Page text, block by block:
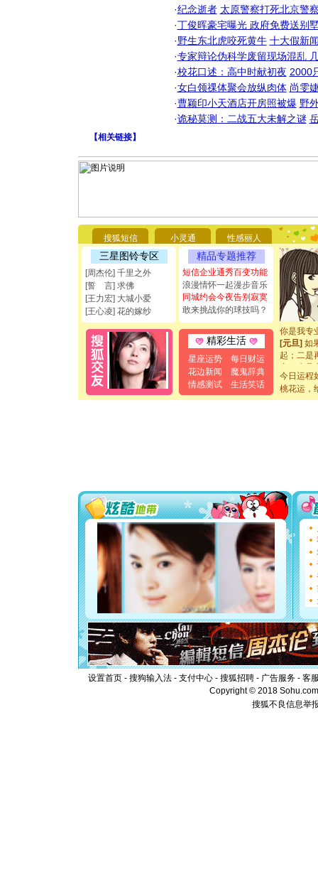
·纪念逝者 太原警察打死北京警
·丁俊晖豪宅曝光 政府免费送别
·野生东北虎咬死黄牛 十大假新
·专家辩论伪科学废留现场混乱
·校花口述：高中时献初夜 2000
·女白领祼体聚会放纵肉体 尚雯
·曹颖印小天酒店开房照被爆 野
·诡秘莫测：二战五大未解之谜
【相关链接】
搜狐短信 小灵通 性感丽人
三星图铃专区
[周杰伦] 千里之外
[誓 言] 求佛
[王力宏] 大城小爱
[王心凌] 花的嫁纱
精品专题推荐
短信企业通秀百变功能
浪漫情怀一起漫步音乐
同城约会今夜告别寂寞
敢来挑战你的球技吗？
精彩生活
星座运势
每日财运
花边新闻
魔鬼辞典
情感测试
生活笑话
你太多，
要平安！
[圣诞节]
能正大光
都要快乐
[圣诞节]
如意,快
[元旦]看
断电。爱
你是我专
[元旦] 如
起；二是
离。水
[元旦]当
泣，这痛
卖了。水
你太多，
要平安
[圣诞节]
能正大
都要快乐
[圣诞节]
如意,快
[元旦]
看
断电。
你是我
[元旦]如
起；二是
离。水晶
[元旦]当
泣，这痛
卖了。水
[春节] 风
颜！冬去
今日运程
桃花运，
设置首页 - 搜狗输入法 - 支付中心 - 搜狐招聘 - 广告服务 - 客
Copyright © 2018
搜狐不良信息举